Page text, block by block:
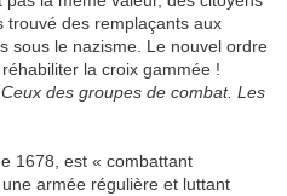
trouvé des remplaçants aux
sous le nazisme. Le nouvel ordre
la croix gammée !
des groupes de combat. Les
1678, est « combattant
armée régulière et luttant